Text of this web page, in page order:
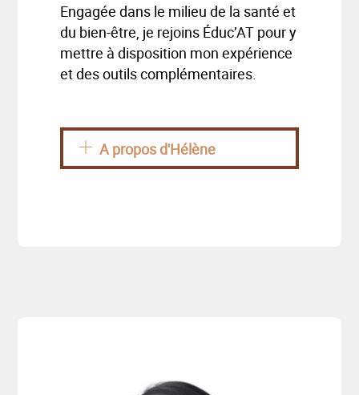
Engagée dans le milieu de la santé et
du bien-être, je rejoins Éduc’AT pour y
mettre à disposition mon expérience
et des outils complémentaires.
A propos d'Hélène